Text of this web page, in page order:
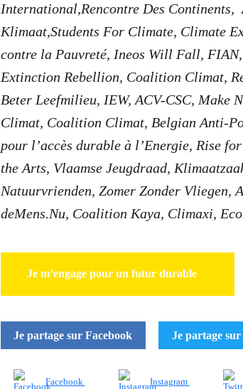
International,Rencontre Des
Klimaat,Students For Climate, Climate
contre la Pauvreté, Ineos Will Fall,
Extinction Rebellion, Coalition Climat,
Beter Leefmilieu, IEW, ACV-CSC, Make
Climat, Coalition Climat, Belgian Anti-
pour l’accès durable à l’Energie, Rise
the Arts, Vlaamse Jeugdraad,
Natuurvrienden, Zomer Zonder Vliegen,
deMens.Nu, Coalition Kaya, Climaxi,
Je m’engage pour un futur durable
Je partage sur Facebook Je partage
Facebook Instagram